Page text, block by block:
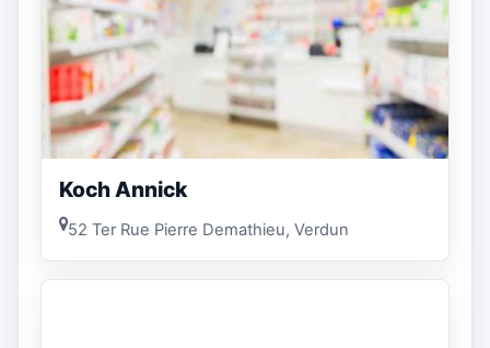
Koch Annick
52 Ter Rue Pierre Demathieu, Verdun